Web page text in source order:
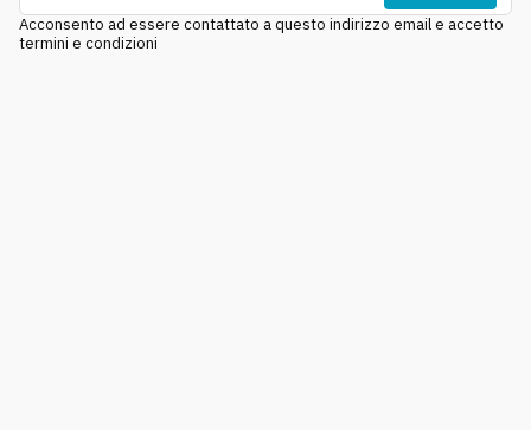
Acconsento ad essere contattato a questo indirizzo email e accetto
termini e condizioni